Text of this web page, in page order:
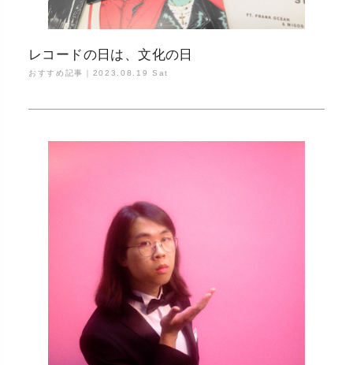
レコードの日は、文化の日
おすすめ記事｜ 2023.08.19 Sat